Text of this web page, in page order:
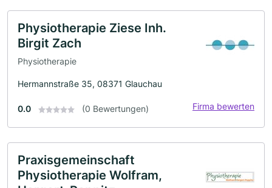
Physiotherapie Ziese Inh.
Birgit Zach
Physiotherapie
Hermannstraße 35, 08371 Glauchau
0.0 (0 Bewertungen) Firma bewerten
Praxisgemeinschaft
Physiotherapie Wolfram,